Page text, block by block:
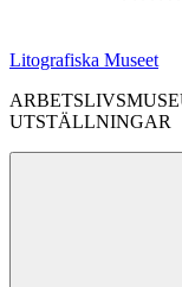
Litografiska Museet
UTSTÄLLNINGAR